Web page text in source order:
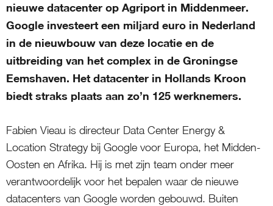
nieuwe datacenter op Agriport in Middenmeer.
Google investeert een miljard euro in Nederland
in de nieuwbouw van deze locatie en de
uitbreiding van het complex in de Groningse
Eemshaven. Het datacenter in Hollands Kroon
biedt straks plaats aan zo’n 125 werknemers.
Fabien Vieau is directeur Data Center Energy &
Location Strategy bij Google voor Europa, het Midden-
Oosten en Afrika. Hij is met zijn team onder meer
verantwoordelijk voor het bepalen waar de nieuwe
datacenters van Google worden gebouwd. Buiten